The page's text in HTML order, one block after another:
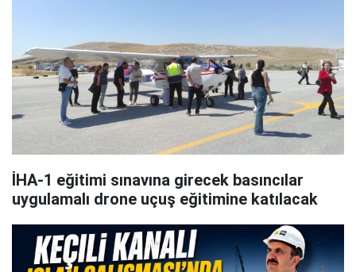
İHA-1 eğitimi sınavına girecek basıncılar
uygulamalı drone uçuş eğitimine katılacak